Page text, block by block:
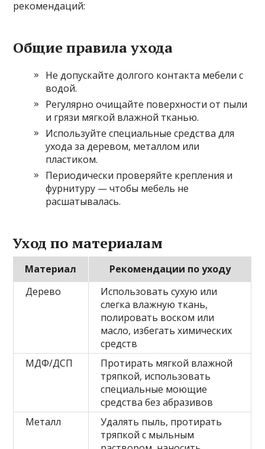
рекомендаций:
Общие правила ухода
Не допускайте долгого контакта мебели с
водой.
Регулярно очищайте поверхности от пыли
и грязи мягкой влажной тканью.
Используйте специальные средства для
ухода за деревом, металлом или
пластиком.
Периодически проверяйте крепления и
фурнитуру — чтобы мебель не
расшатывалась.
Уход по материалам
Материал
Рекомендации по уходу
Дерево
Использовать сухую или
слегка влажную ткань,
полировать воском или
масло, избегать химических
средств
МДФ/ДСП
Протирать мягкой влажной
тряпкой, использовать
специальные моющие
средства без абразивов
Металл
Удалять пыль, протирать
тряпкой с мыльным